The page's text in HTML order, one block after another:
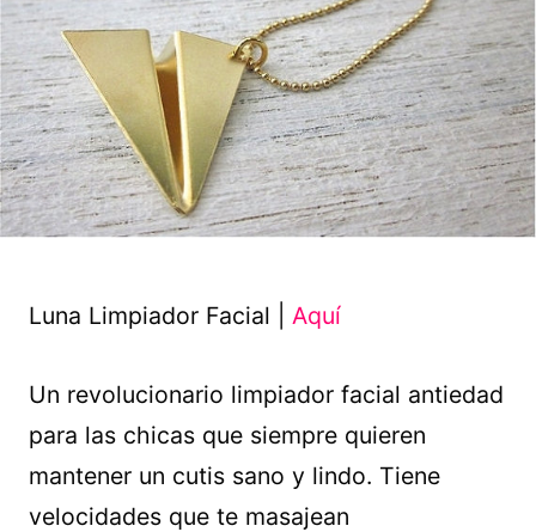
Luna Limpiador Facial | Aquí
Un revolucionario limpiador facial antiedad
para las chicas que siempre quieren
mantener un cutis sano y lindo. Tiene
velocidades que te masajean